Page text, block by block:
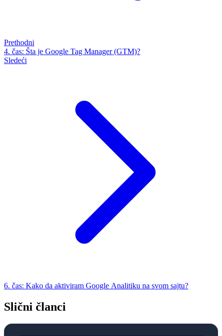
Prethodni
4. čas: Šta je Google Tag Manager (GTM)?
Sledeći
6. čas: Kako da aktiviram Google Analitiku na svom sajtu?
Slični članci